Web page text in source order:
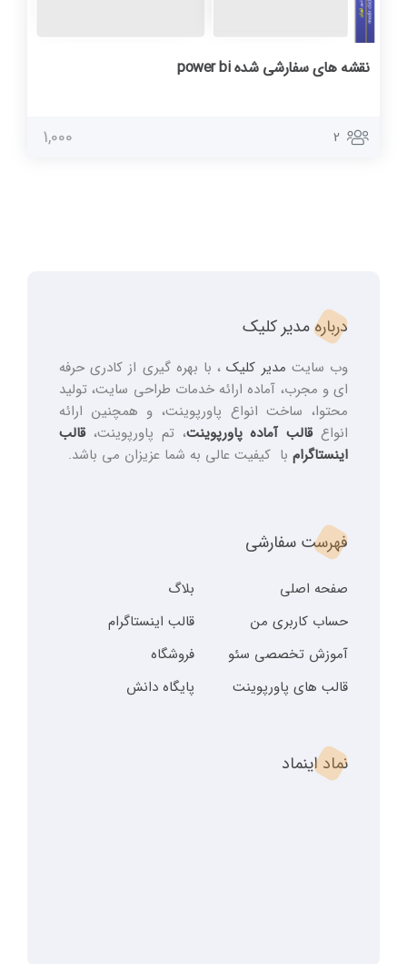
نقشه های سفارشی شده power bi
2
1,000
درباره مدیر کلیک
وب سایت مدیر کلیک، با بهره گیری از کادری حرفه
ای و مجرب، آماده ارائه خدمات طراحی سایت، تولید
محتوا، ساخت انواع پاورپوینت، و همچنین ارائه
انواعقالب آماده پاورپوینت، تم پاورپوینت،قالب
اینستاگرام با کیفیت عالی به شما عزیزان می باشد.
فهرست سفارشی
صفحه اصلی
بلاگ
حساب کاربری من
قالب اینستاگرام
آموزش تخصصی سئو
فروشگاه
قالب های پاورپوینت
پایگاه دانش
نماد اینماد